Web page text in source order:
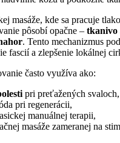
masáže, kde sa pracuje
pôsobí opačne – tkanivo
. Tento mechanizmus
fascií a zlepšenie lokálnej
často využíva ako:
pri preťažených svaloch,
pri regenerácii,
manuálnej terapii,
masáže zameranej na